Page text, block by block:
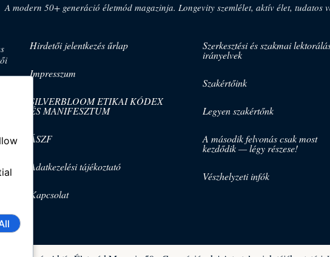
A modern 50+ generáció életmód magazinja. Longevity szemlélet, aktív élet, tudatos
Hirdetői jelentkezés űrlap
Impresszum
SILVERBLOOM ETIKAI KÓDEX
ÉS MANIFESZTUM
ÁSZF
Adatkezelési tájékoztató
Kapcsolat
Szerkesztési és szakmai
irányelvek
Szakértőink
Legyen szakértőnk
A második felvonás csak most
kezdődik — légy részese!
Vészhelyzeti infók